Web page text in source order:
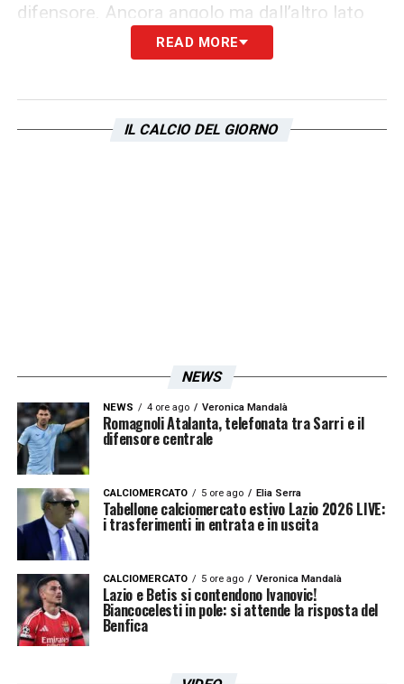
difensore. Ancora angolo ma dall’altro lato
Intervento pericoloso sotto porta,
9′Grande pressione viola, cross pericoloso
in mezzo di Biraghi sul quale interviene
Provedel in uscita
10′ Progressione di Belotti che arriva in zona
tiro, conclusione deviata ancora in angolo
10′Sul tentativo seguente di angolo rasoiata
di Arthur, palla alta non di molto
READ MORE
IL CALCIO DEL GIORNO
NEWS
NEWS 4 ore ago Veronica Mandalà
Romagnoli Atalanta, telefonata tra Sarri e il
difensore centrale
CALCIOMERCATO 5 ore ago Elia Serra
Tabellone calciomercato estivo Lazio 2026 LIVE:
i trasferimenti in entrata e in uscita
CALCIOMERCATO 5 ore ago Veronica Mandalà
Lazio e Betis si contendono Ivanovic!
Biancocelesti in pole: si attende la risposta del
Benfica